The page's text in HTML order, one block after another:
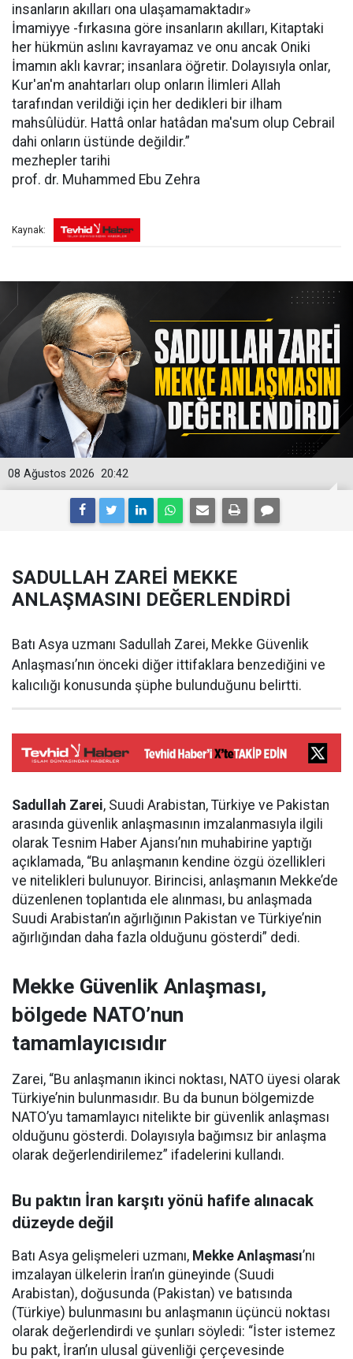
insanların akılları ona ulaşamamaktadır»
İmamiyye -fırkasına göre insanların akılları, Kitaptaki
her hükmün aslını kavrayamaz ve onu ancak Oniki
İmamın aklı kavrar; insanlara öğretir. Dolayısıyla onlar,
Kur'an'm anahtarları olup onların İlimleri Allah
tarafından verildiği için her dedikleri bir ilham
mahsûlüdür. Hattâ onlar hatâdan ma'sum olup Cebrail
dahi onların üstünde değildir.”
mezhepler tarihi
prof. dr. Muhammed Ebu Zehra
Kaynak:
20:42
08 Ağustos 2026
SADULLAH ZAREİ MEKKE
ANLAŞMASINI DEĞERLENDİRDİ
Batı Asya uzmanı Sadullah Zarei, Mekke Güvenlik
Anlaşması’nın önceki diğer ittifaklara benzediğini ve
kalıcılığı konusunda şüphe bulunduğunu belirtti.
Sadullah Zarei, Suudi Arabistan, Türkiye ve Pakistan
arasında güvenlik anlaşmasının imzalanmasıyla ilgili
olarak Tesnim Haber Ajansı’nın muhabirine yaptığı
açıklamada, “Bu anlaşmanın kendine özgü özellikleri
ve nitelikleri bulunuyor. Birincisi, anlaşmanın Mekke’de
düzenlenen toplantıda ele alınması, bu anlaşmada
Suudi Arabistan’ın ağırlığının Pakistan ve Türkiye’nin
ağırlığından daha fazla olduğunu gösterdi” dedi.
Mekke Güvenlik Anlaşması,
bölgede NATO’nun
tamamlayıcısıdır
Zarei, “Bu anlaşmanın ikinci noktası, NATO üyesi olarak
Türkiye’nin bulunmasıdır. Bu da bunun bölgemizde
NATO’yu tamamlayıcı nitelikte bir güvenlik anlaşması
olduğunu gösterdi. Dolayısıyla bağımsız bir anlaşma
olarak değerlendirilemez” ifadelerini kullandı.
Bu paktın İran karşıtı yönü hafife alınacak
düzeyde değil
Batı Asya gelişmeleri uzmanı, Mekke Anlaşması’nı
imzalayan ülkelerin İran’ın güneyinde (Suudi
Arabistan), doğusunda (Pakistan) ve batısında
(Türkiye) bulunmasını bu anlaşmanın üçüncü noktası
olarak değerlendirdi ve şunları söyledi: “İster istemez
bu pakt, İran’ın ulusal güvenliği çerçevesinde